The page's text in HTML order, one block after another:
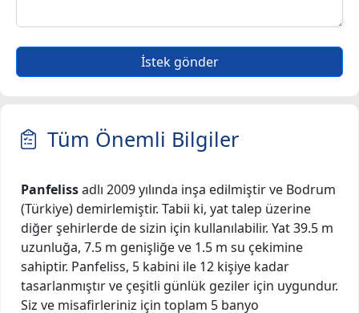
İstek gönder
Tüm Önemli Bilgiler
Panfelissadlı 2009 yılında inşa edilmiştir ve Bodrum
(Türkiye) demirlemiştir. Tabii ki, yat talep üzerine
diğer şehirlerde de sizin için kullanılabilir. Yat 39.5 m
uzunluğa, 7.5 m genişliğe ve 1.5 m su çekimine
sahiptir. Panfeliss, 5 kabini ile 12 kişiye kadar
tasarlanmıştır ve çeşitli günlük geziler için uygundur.
Siz ve misafirleriniz için toplam 5 banyo